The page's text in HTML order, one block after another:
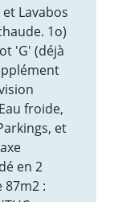
Lavabos
1o)
'G' (déjà
froide,
et
en 2
87m2 :